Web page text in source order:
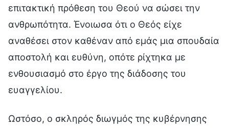
επιτακτική πρόθεση του Θεού να σώσει την
ανθρωπότητα. Ένοιωσα ότι ο Θεός είχε
αναθέσει στον καθέναν από εμάς μια σπουδαία
αποστολή και ευθύνη, οπότε ρίχτηκα με
ενθουσιασμό στο έργο της διάδοσης του
ευαγγελίου.
Ωστόσο, ο σκληρός διωγμός της κυβέρνησης